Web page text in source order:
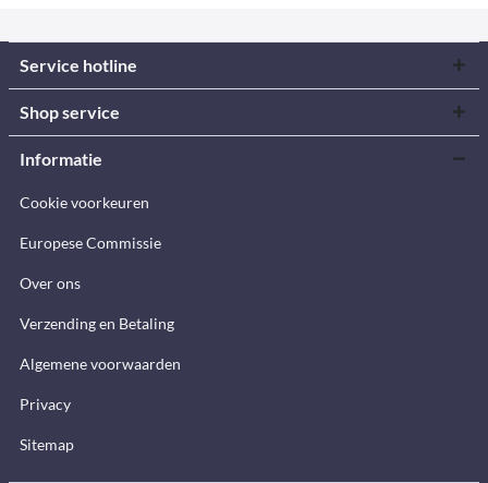
Service hotline
Shop service
Informatie
Cookie voorkeuren
Europese Commissie
Over ons
Verzending en Betaling
Algemene voorwaarden
Privacy
Sitemap